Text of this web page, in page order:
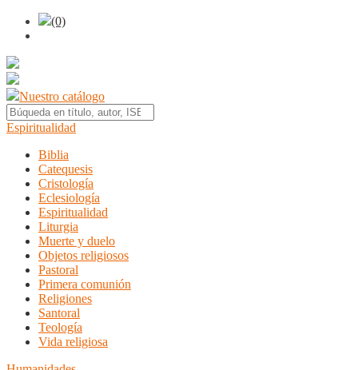
(0)
Nuestro catálogo
Espiritualidad
Biblia
Catequesis
Cristología
Eclesiología
Espiritualidad
Liturgia
Muerte y duelo
Objetos religiosos
Pastoral
Primera comunión
Religiones
Santoral
Teología
Vida religiosa